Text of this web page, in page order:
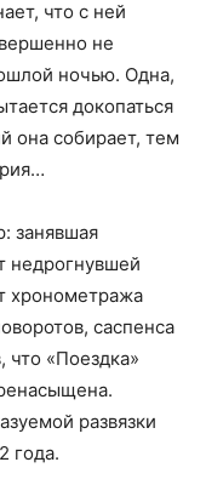
что с ней
не
ночью. Одна,
докопаться
она собирает, тем
занявшая
недрогнувшей
хронометража
саспенса
«Поездка»
развязки
года.